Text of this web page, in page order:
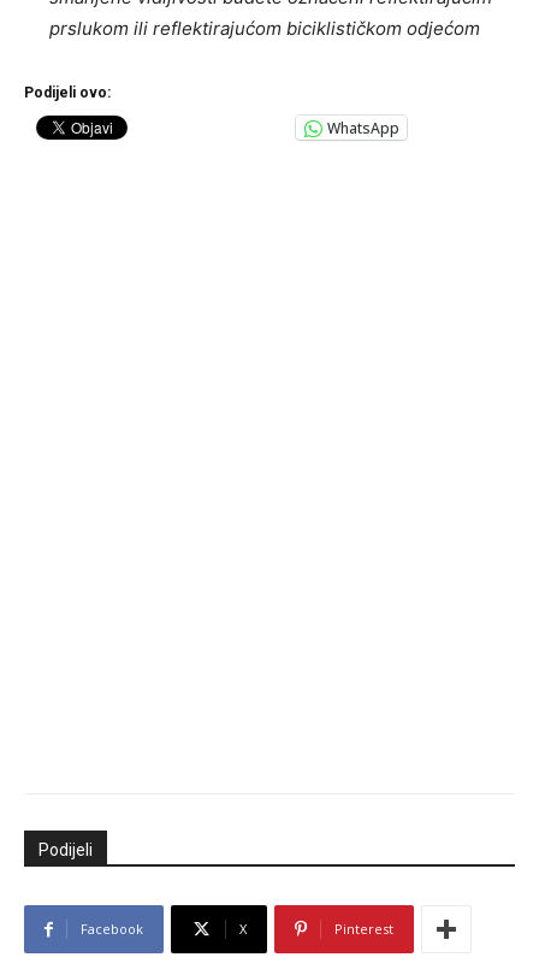
prslukom ili reflektirajućom biciklističkom odjećom
Podijeli ovo:
WhatsApp
Podijeli
Facebook X Pinterest